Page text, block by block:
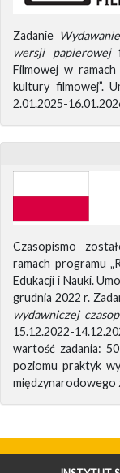
Zadanie
wersji papierowej
Filmowej w
kultury filmowej”.
2.01.2025-
Czasopismo
ramach programu
Edukacji i Nauki.
grudnia 2022 r.
wydawniczej
15.12.2022-
wartość zadania:
poziomu praktyk
międzynarodowego